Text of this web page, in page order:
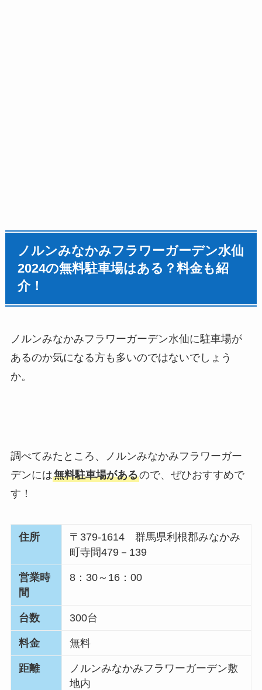
ノルンみなかみフラワーガーデン水仙
2024の無料駐車場はある？料金も紹
介！
ノルンみなかみフラワーガーデン水仙に駐車場が
あるのか気になる方も多いのではないでしょう
か。
調べてみたところ、
ノルンみなかみフラワーガー
デンには無料駐車場があるので、ぜひおすすめで
す！
住所
〒379-1614 群馬県利根郡みなかみ
町寺間479－139
営業時
間
8：30～16：00
台数 300台
料金 無料
距離
ノルンみなかみフラワーガーデン敷
地内